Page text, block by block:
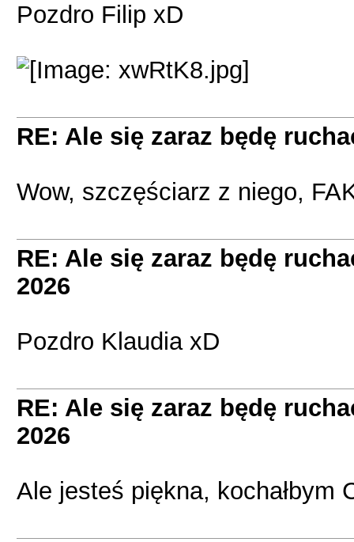
Pozdro Filip xD
RE: Ale się zaraz będę
Wow, szczęściarz z niego,
RE: Ale się zaraz będę
2026
Pozdro Klaudia xD
RE: Ale się zaraz będę
2026
Ale jesteś piękna, kochałbym